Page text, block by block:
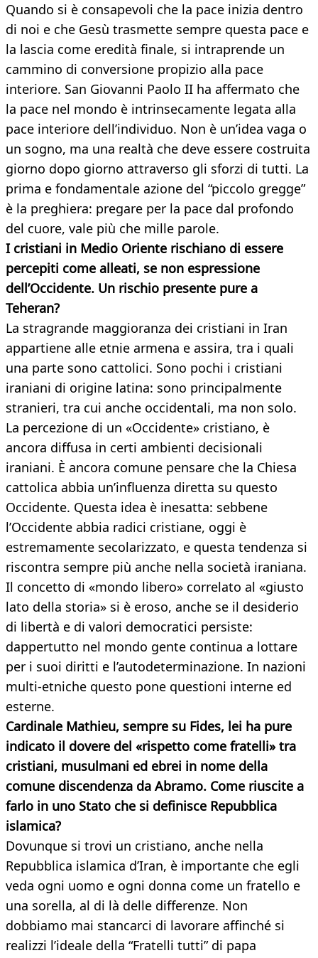
Quando si è consapevoli che la pace inizia dentro
di noi e che Gesù trasmette sempre questa pace e
la lascia come eredità finale, si intraprende un
cammino di conversione propizio alla pace
interiore. San Giovanni Paolo II ha affermato che
la pace nel mondo è intrinsecamente legata alla
pace interiore dell’individuo. Non è un’idea vaga o
un sogno, ma una realtà che deve essere costruita
giorno dopo giorno attraverso gli sforzi di tutti. La
prima e fondamentale azione del “piccolo gregge”
è la preghiera: pregare per la pace dal profondo
del cuore, vale più che mille parole.
I cristiani in Medio Oriente rischiano di essere
percepiti come alleati, se non espressione
dell’Occidente. Un rischio presente pure a
Teheran?
La stragrande maggioranza dei cristiani in Iran
appartiene alle etnie armena e assira, tra i quali
una parte sono cattolici. Sono pochi i cristiani
iraniani di origine latina: sono principalmente
stranieri, tra cui anche occidentali, ma non solo.
La percezione di un «Occidente» cristiano, è
ancora diffusa in certi ambienti decisionali
iraniani. È ancora comune pensare che la Chiesa
cattolica abbia un’influenza diretta su questo
Occidente. Questa idea è inesatta: sebbene
l’Occidente abbia radici cristiane, oggi è
estremamente secolarizzato, e questa tendenza si
riscontra sempre più anche nella società iraniana.
Il concetto di «mondo libero» correlato al «giusto
lato della storia» si è eroso, anche se il desiderio
di libertà e di valori democratici persiste:
dappertutto nel mondo gente continua a lottare
per i suoi diritti e l’autodeterminazione. In nazioni
multi-etniche questo pone questioni interne ed
esterne.
Cardinale Mathieu, sempre su Fides, lei ha pure
indicato il dovere del «rispetto come fratelli» tra
cristiani, musulmani ed ebrei in nome della
comune discendenza da Abramo. Come riuscite a
farlo in uno Stato che si definisce Repubblica
islamica?
Dovunque si trovi un cristiano, anche nella
Repubblica islamica d’Iran, è importante che egli
veda ogni uomo e ogni donna come un fratello e
una sorella, al di là delle differenze. Non
dobbiamo mai stancarci di lavorare affinché si
realizzi l’ideale della “Fratelli tutti” di papa